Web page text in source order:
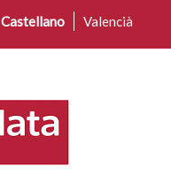
Castellano Valencià